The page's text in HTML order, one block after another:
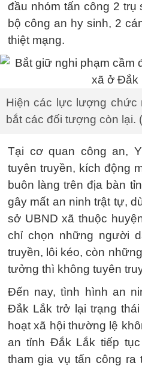
đầu nhóm tấn công 2 trụ
bộ công an hy sinh, 2
thiệt mạng.
Hiện các lực lượng chức
bắt các đối tượng còn lại.
Tại cơ quan công an,
tuyên truyền, kích động
buôn làng trên địa bàn
gây mất an ninh trật tự,
sở UBND xã thuộc
chỉ chọn những người
truyền, lôi kéo, còn
tưởng thì không tuyên
Đến nay, tình hình an
Đắk Lắk trở lại trạng
hoạt xã hội thường lệ
an tỉnh Đắk Lắk tiếp
tham gia vụ tấn công